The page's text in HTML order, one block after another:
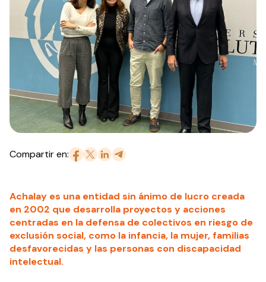
Compartir en:
Achalay es una entidad sin ánimo de lucro creada
en 2002 que desarrolla proyectos y acciones
centradas en la defensa de colectivos en riesgo de
exclusión social, como la infancia, la mujer, familias
desfavorecidas y las personas con discapacidad
intelectual.